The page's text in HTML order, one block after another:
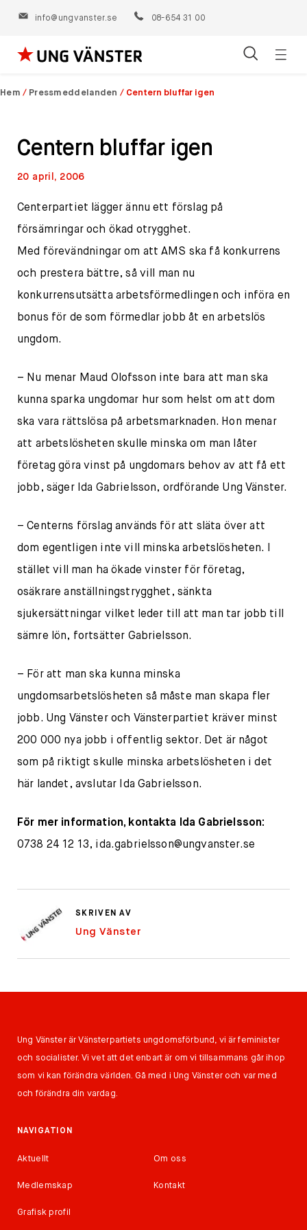
info@ungvanster.se 08-654 31 00
Hoppa
till
Hem / Pressmeddelanden / Centern bluffar igen
Centern bluffar igen
20 april, 2006
Centerpartiet lägger ännu ett förslag på
försämringar och ökad otrygghet.
Med förevändningar om att AMS ska få konkurrens
och prestera bättre, så vill man nu
konkurrensutsätta arbetsförmedlingen och införa en
bonus för de som förmedlar jobb åt en arbetslös
ungdom.
– Nu menar Maud Olofsson inte bara att man ska
kunna sparka ungdomar hur som helst om att dom
ska vara rättslösa på arbetsmarknaden. Hon menar
att arbetslösheten skulle minska om man låter
företag göra vinst på ungdomars behov av att få ett
jobb, säger Ida Gabrielsson, ordförande Ung Vänster.
– Centerns förslag används för att släta över att
dom egentligen inte vill minska arbetslösheten. I
stället vill man ha ökade vinster för företag,
osäkrare anställningstrygghet, sänkta
sjukersättningar vilket leder till att man tar jobb till
sämre lön, fortsätter Gabrielsson.
– För att man ska kunna minska
ungdomsarbetslösheten så måste man skapa fler
jobb. Ung Vänster och Vänsterpartiet kräver minst
200 000 nya jobb i offentlig sektor. Det är något
som på riktigt skulle minska arbetslösheten i det
här landet, avslutar Ida Gabrielsson.
För mer information, kontakta Ida Gabrielsson:
0738 24 12 13, ida.gabrielsson@ungvanster.se
SKRIVEN AV
Ung Vänster
Ung Vänster är Vänsterpartiets ungdomsförbund, vi är feminister
och socialister. Vi vet att det enbart är om vi tillsammans går ihop
som vi kan förändra världen. Gå med i Ung Vänster och var med
och förändra din vardag.
NAVIGATION
Aktuellt Om oss
Medlemskap Kontakt
Grafisk profil